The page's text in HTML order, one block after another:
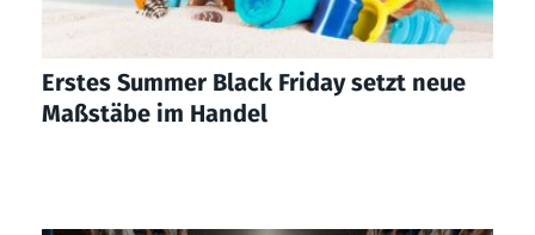
Erstes Summer Black Friday setzt neue
Maßstäbe im Handel